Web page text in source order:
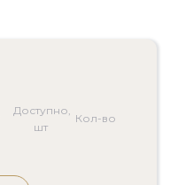
Доступно,
шт
Кол-во